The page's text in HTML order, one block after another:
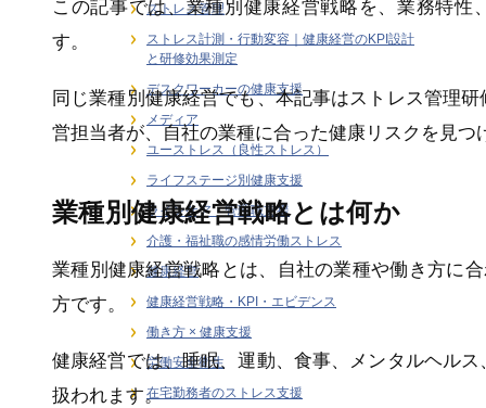
この記事では、業種別健康経営戦略を、業務特
す。
同じ業種別健康経営でも、本記事はストレス管理
営担当者が、自社の業種に合った健康リスクを見
業種別健康経営戦略とは何か
業種別健康経営戦略とは、自社の業種や働き方に
方です。
健康経営では、睡眠、運動、食事、メンタルヘル
扱われます。
ストレス管理
ストレス計測・行動変容｜健康経営のKPI設計
と研修効果測定
デスクワーカーの健康支援
メディア
ユーストレス（良性ストレス）
ライフステージ別健康支援
ラインケア・管理職支援
介護・福祉職の感情労働ストレス
健康経営
健康経営戦略・KPI・エビデンス
働き方 × 健康支援
労働安全衛生
在宅勤務者のストレス支援